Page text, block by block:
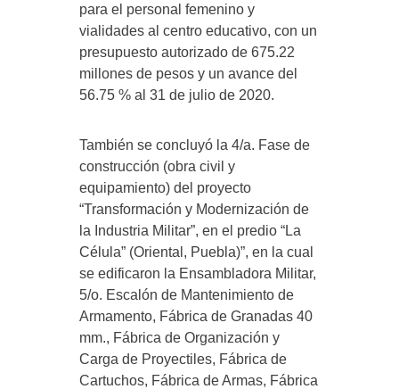
para el personal femenino y
vialidades al centro educativo, con un
presupuesto autorizado de 675.22
millones de pesos y un avance del
56.75 % al 31 de julio de 2020.
También se concluyó la 4/a. Fase de
construcción (obra civil y
equipamiento) del proyecto
“Transformación y Modernización de
la Industria Militar”, en el predio “La
Célula” (Oriental, Puebla)”, en la cual
se edificaron la Ensambladora Militar,
5/o. Escalón de Mantenimiento de
Armamento, Fábrica de Granadas 40
mm., Fábrica de Organización y
Carga de Proyectiles, Fábrica de
Cartuchos, Fábrica de Armas, Fábrica